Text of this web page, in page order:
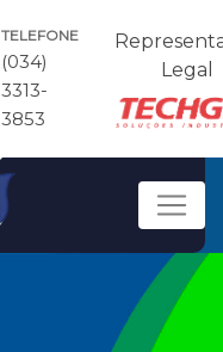
TELEFONE
(034)
3313-
3853
Legal